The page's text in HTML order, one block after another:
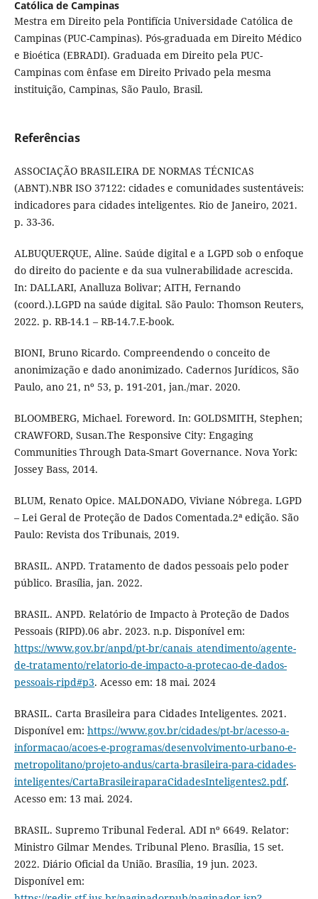
Católica de Campinas
Mestra em Direito pela Pontifícia Universidade Católica de
Campinas (PUC-Campinas). Pós-graduada em Direito Médico
e Bioética (EBRADI). Graduada em Direito pela PUC-
Campinas com ênfase em Direito Privado pela mesma
instituição, Campinas, São Paulo, Brasil.
Referências
ASSOCIAÇÃO BRASILEIRA DE NORMAS TÉCNICAS
(ABNT).NBR ISO 37122: cidades e comunidades sustentáveis:
indicadores para cidades inteligentes. Rio de Janeiro, 2021.
p. 33-36.
ALBUQUERQUE, Aline. Saúde digital e a LGPD sob o enfoque
do direito do paciente e da sua vulnerabilidade acrescida.
In: DALLARI, Analluza Bolivar; AITH, Fernando
(coord.).LGPD na saúde digital. São Paulo: Thomson Reuters,
2022. p. RB-14.1 – RB-14.7.E-book.
BIONI, Bruno Ricardo. Compreendendo o conceito de
anonimização e dado anonimizado. Cadernos Jurídicos, São
Paulo, ano 21, nº 53, p. 191-201, jan./mar. 2020.
BLOOMBERG, Michael. Foreword. In: GOLDSMITH, Stephen;
CRAWFORD, Susan.The Responsive City: Engaging
Communities Through Data-Smart Governance. Nova York:
Jossey Bass, 2014.
BLUM, Renato Opice. MALDONADO, Viviane Nóbrega. LGPD
– Lei Geral de Proteção de Dados Comentada.2ª edição. São
Paulo: Revista dos Tribunais, 2019.
BRASIL. ANPD. Tratamento de dados pessoais pelo poder
público. Brasília, jan. 2022.
BRASIL. ANPD. Relatório de Impacto à Proteção de Dados
Pessoais (RIPD).06 abr. 2023. n.p. Disponível em:
https://www.gov.br/anpd/pt-br/canais_atendimento/agente-
de-tratamento/relatorio-de-impacto-a-protecao-de-dados-
pessoais-ripd#p3. Acesso em: 18 mai. 2024
BRASIL. Carta Brasileira para Cidades Inteligentes. 2021.
Disponível em: https://www.gov.br/cidades/pt-br/acesso-a-
informacao/acoes-e-programas/desenvolvimento-urbano-e-
metropolitano/projeto-andus/carta-brasileira-para-cidades-
inteligentes/CartaBrasileiraparaCidadesInteligentes2.pdf.
Acesso em: 13 mai. 2024.
BRASIL. Supremo Tribunal Federal. ADI nº 6649. Relator:
Ministro Gilmar Mendes. Tribunal Pleno. Brasília, 15 set.
2022. Diário Oficial da União. Brasília, 19 jun. 2023.
Disponível em: